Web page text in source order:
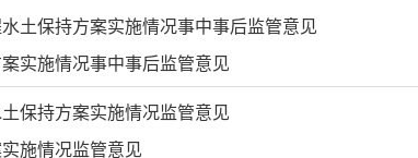
土保持方案实施情况事中事后监管意见
实施情况事中事后监管意见
保持方案实施情况监管意见
施情况监管意见